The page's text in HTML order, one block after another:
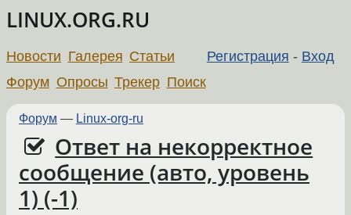
LINUX.ORG.RU
Регистрация - Вход
Новости Галерея Статьи
Форум Опросы Трекер Поиск
Форум — Linux-org-ru
Ответ на некорректное
сообщение (авто, уровень
1) (-1)